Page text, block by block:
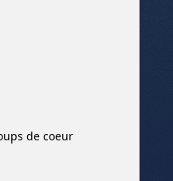
de coeur